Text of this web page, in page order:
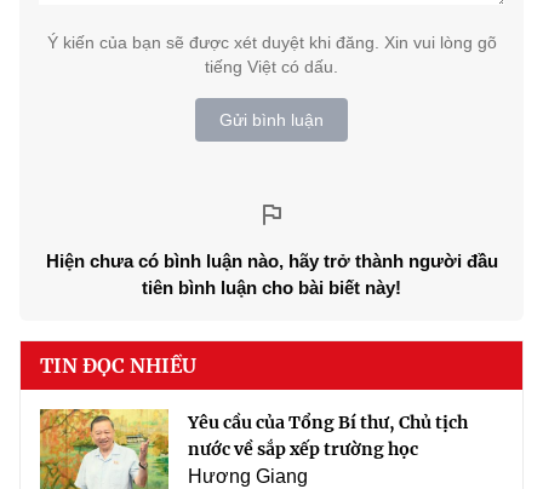
Ý kiến của bạn sẽ được xét duyệt khi đăng. Xin vui lòng gõ
tiếng Việt có dấu.
Gửi bình luận
Hiện chưa có bình luận nào, hãy trở thành người đầu
tiên bình luận cho bài biết này!
TIN ĐỌC NHIỀU
Yêu cầu của Tổng Bí thư, Chủ tịch
nước về sắp xếp trường học
Hương Giang